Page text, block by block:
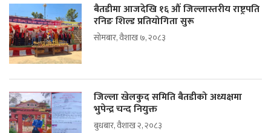
बैतडीमा आजदेखि १६ औं जिल्लास्तरीय राष्ट्रपति
रनिङ शिल्ड प्रतियोगिता सुरू
सोमबार, वैशाख ७, २०८३
जिल्ला खेलकुद समिति बैतडीको अध्यक्षमा
भुपेन्द्र चन्द नियुक्त
बुधबार, वैशाख २, २०८३